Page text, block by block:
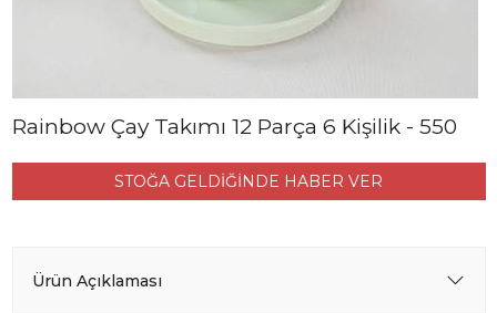
Rainbow Çay Takımı 12 Parça 6 Kişilik - 550
STOĞA GELDİĞİNDE HABER VER
Ürün Açıklaması